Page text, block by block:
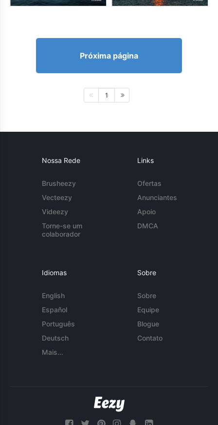
Próxima página
1
Nossa Rede
Brusheezy
Vecteezy
Videezy
Torne-se um
colaborador
Links
Ofertas
Anunciantes
Apoio
DMCA
Idiomas
English
Español
Português
Deutsch
Mais...
Sobre
Sobre
Equipe
Blogue
Contato